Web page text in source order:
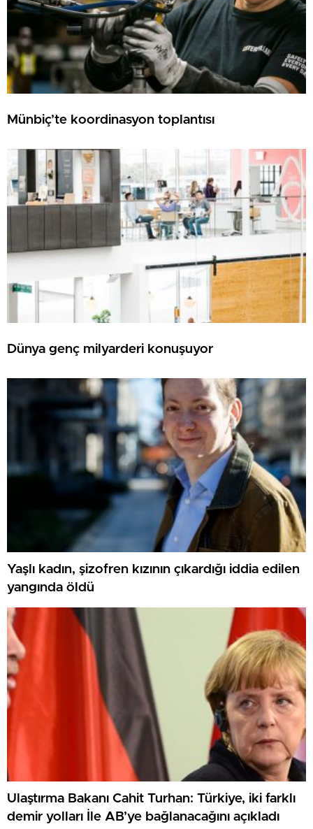
Münbiç’te koordinasyon toplantısı
Dünya genç milyarderi konuşuyor
Yaşlı kadın, şizofren kızının çıkardığı iddia edilen
yangında öldü
Ulaştırma Bakanı Cahit Turhan: Türkiye, iki farklı
demir yolları İle AB’ye bağlanacağını açıkladı